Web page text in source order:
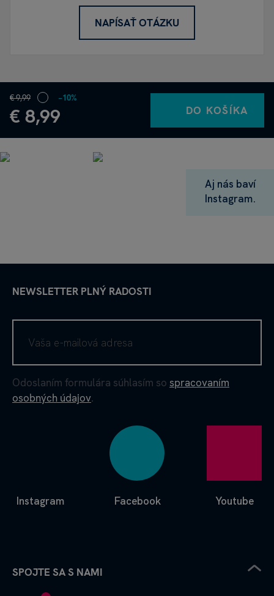
NAPÍSAŤ OTÁZKU
€ 9,99
€ 8,99
−10%
DO KOŠÍKA
Aj nás baví
Instagram.
NEWSLETTER PLNÝ RADOSTI
Odoslaním formulára súhlasím so spracovaním
osobných údajov.
Facebook
Instagram Youtube
SPOJTE SA S NAMI